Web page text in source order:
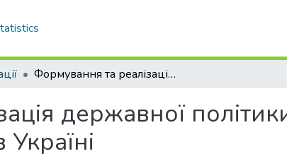
Формування та реалізація державної політики регулювання земельних відносин в Україні
державної